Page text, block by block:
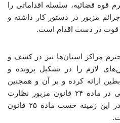
قوه قضائیه، سلسله اقداماتی را
مزبور در دستور کار داشته و
قوت در دست اقدام است.
مراکز استان‌ها نیز در کشف و
لازم را در تشکیل پرونده و
ارائه کرده و بر آن و همچنین
انجام وظایف دستگاه‌های متولی در ماده ۲۴ قانون مزبور نظارت
می‌کنند و با هرگونه ترک فعل در این زمینه حسب ماده ۲۵ قانون